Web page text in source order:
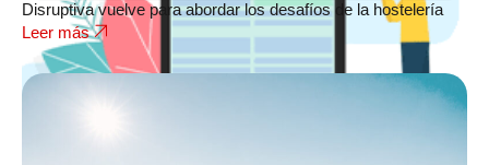
Disruptiva vuelve para abordar los desafíos de la hostelería
Leer más